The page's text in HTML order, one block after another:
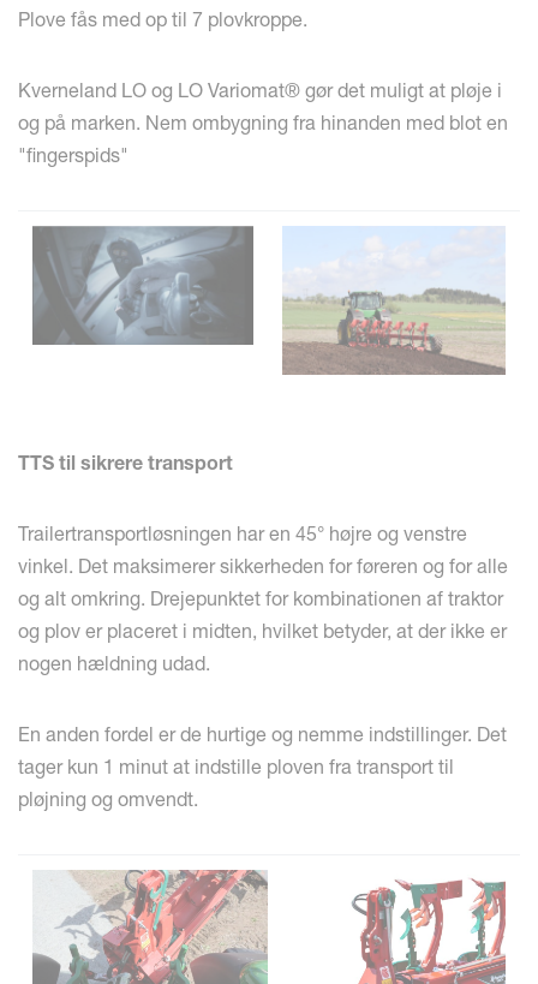
Plove fås med op til 7 plovkroppe.
Kverneland LO og LO Variomat® gør det muligt at pløje i
og på marken. Nem ombygning fra hinanden med blot en
"fingerspids"
TTS til sikrere transport
Trailertransportløsningen har en 45° højre og venstre
vinkel. Det maksimerer sikkerheden for føreren og for alle
og alt omkring. Drejepunktet for kombinationen af traktor
og plov er placeret i midten, hvilket betyder, at der ikke er
nogen hældning udad.
En anden fordel er de hurtige og nemme indstillinger. Det
tager kun 1 minut at indstille ploven fra transport til
pløjning og omvendt.